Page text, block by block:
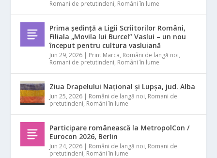
Romani de pretutindeni, Români în lume
Prima ședință a Ligii Scriitorilor Români,
Filiala „Movila lui Burcel” Vaslui – un nou
început pentru cultura vasluiană
Jun 29, 2026 | Print Marca, Români de langă noi,
Romani de pretutindeni, Români în lume
Ziua Drapelului Național și Lupșa, jud. Alba
Jun 25, 2026 | Români de langă noi, Romani de
pretutindeni, Români în lume
Participare românească la MetropolCon /
Eurocon 2026, Berlin
Jun 24, 2026 | Români de langă noi, Romani de
pretutindeni, Români în lume